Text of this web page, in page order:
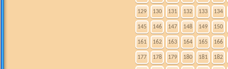
129 130 131 132 133 134
145 146 147 148 149 150
161 162 163 164 165 166
177 178 179 180 181 182